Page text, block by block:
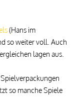
(Hans im
so weiter voll. Auch
lagen aus.
so manche Spiele